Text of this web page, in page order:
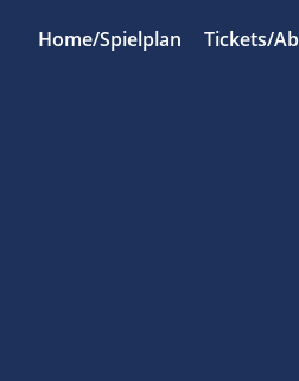
Home/Spielplan Tickets/